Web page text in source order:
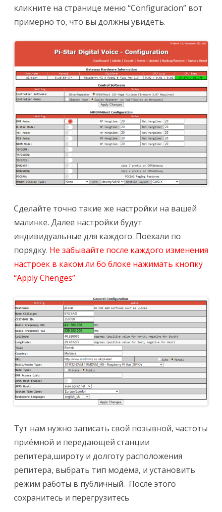
кликните на странице меню “Configuracion” вот
примерно то, что вы должны увидеть.
Сделайте точно такие же настройки на вашей
малинке. Далее настройки будут
индивидуальные для каждого. Поехали по
порядку. Не забывайте после каждого изменения
настроек в каком ли бо блоке нажимать кнопку
“Apply Chenges”
Тут нам нужно записать свой позывной, частоты
приёмной и передающей станции
репитера,широту и долготу расположения
репитера, выбрать тип модема, и установить
режим работы в публичный. После этого
сохранитесь и перегрузитесь